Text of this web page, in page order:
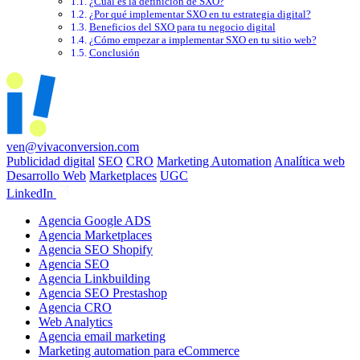
¿Por qué implementar SXO en tu estrategia digital?
Beneficios del SXO para tu negocio digital
¿Cómo empezar a implementar SXO en tu sitio web?
Conclusión
ven@vivaconversion.com
Publicidad digital SEO CRO Marketing Automation Analítica web
Desarrollo Web Marketplaces UGC
LinkedIn
Agencia Google ADS
Agencia Marketplaces
Agencia SEO Shopify
Agencia SEO
Agencia Linkbuilding
Agencia SEO Prestashop
Agencia CRO
Web Analytics
Agencia email marketing
Marketing automation para eCommerce